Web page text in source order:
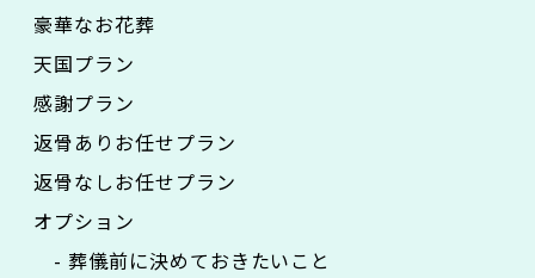
豪華なお花葬
天国プラン
感謝プラン
返骨ありお任せプラン
返骨なしお任せプラン
オプション
- 葬儀前に決めておきたいこと